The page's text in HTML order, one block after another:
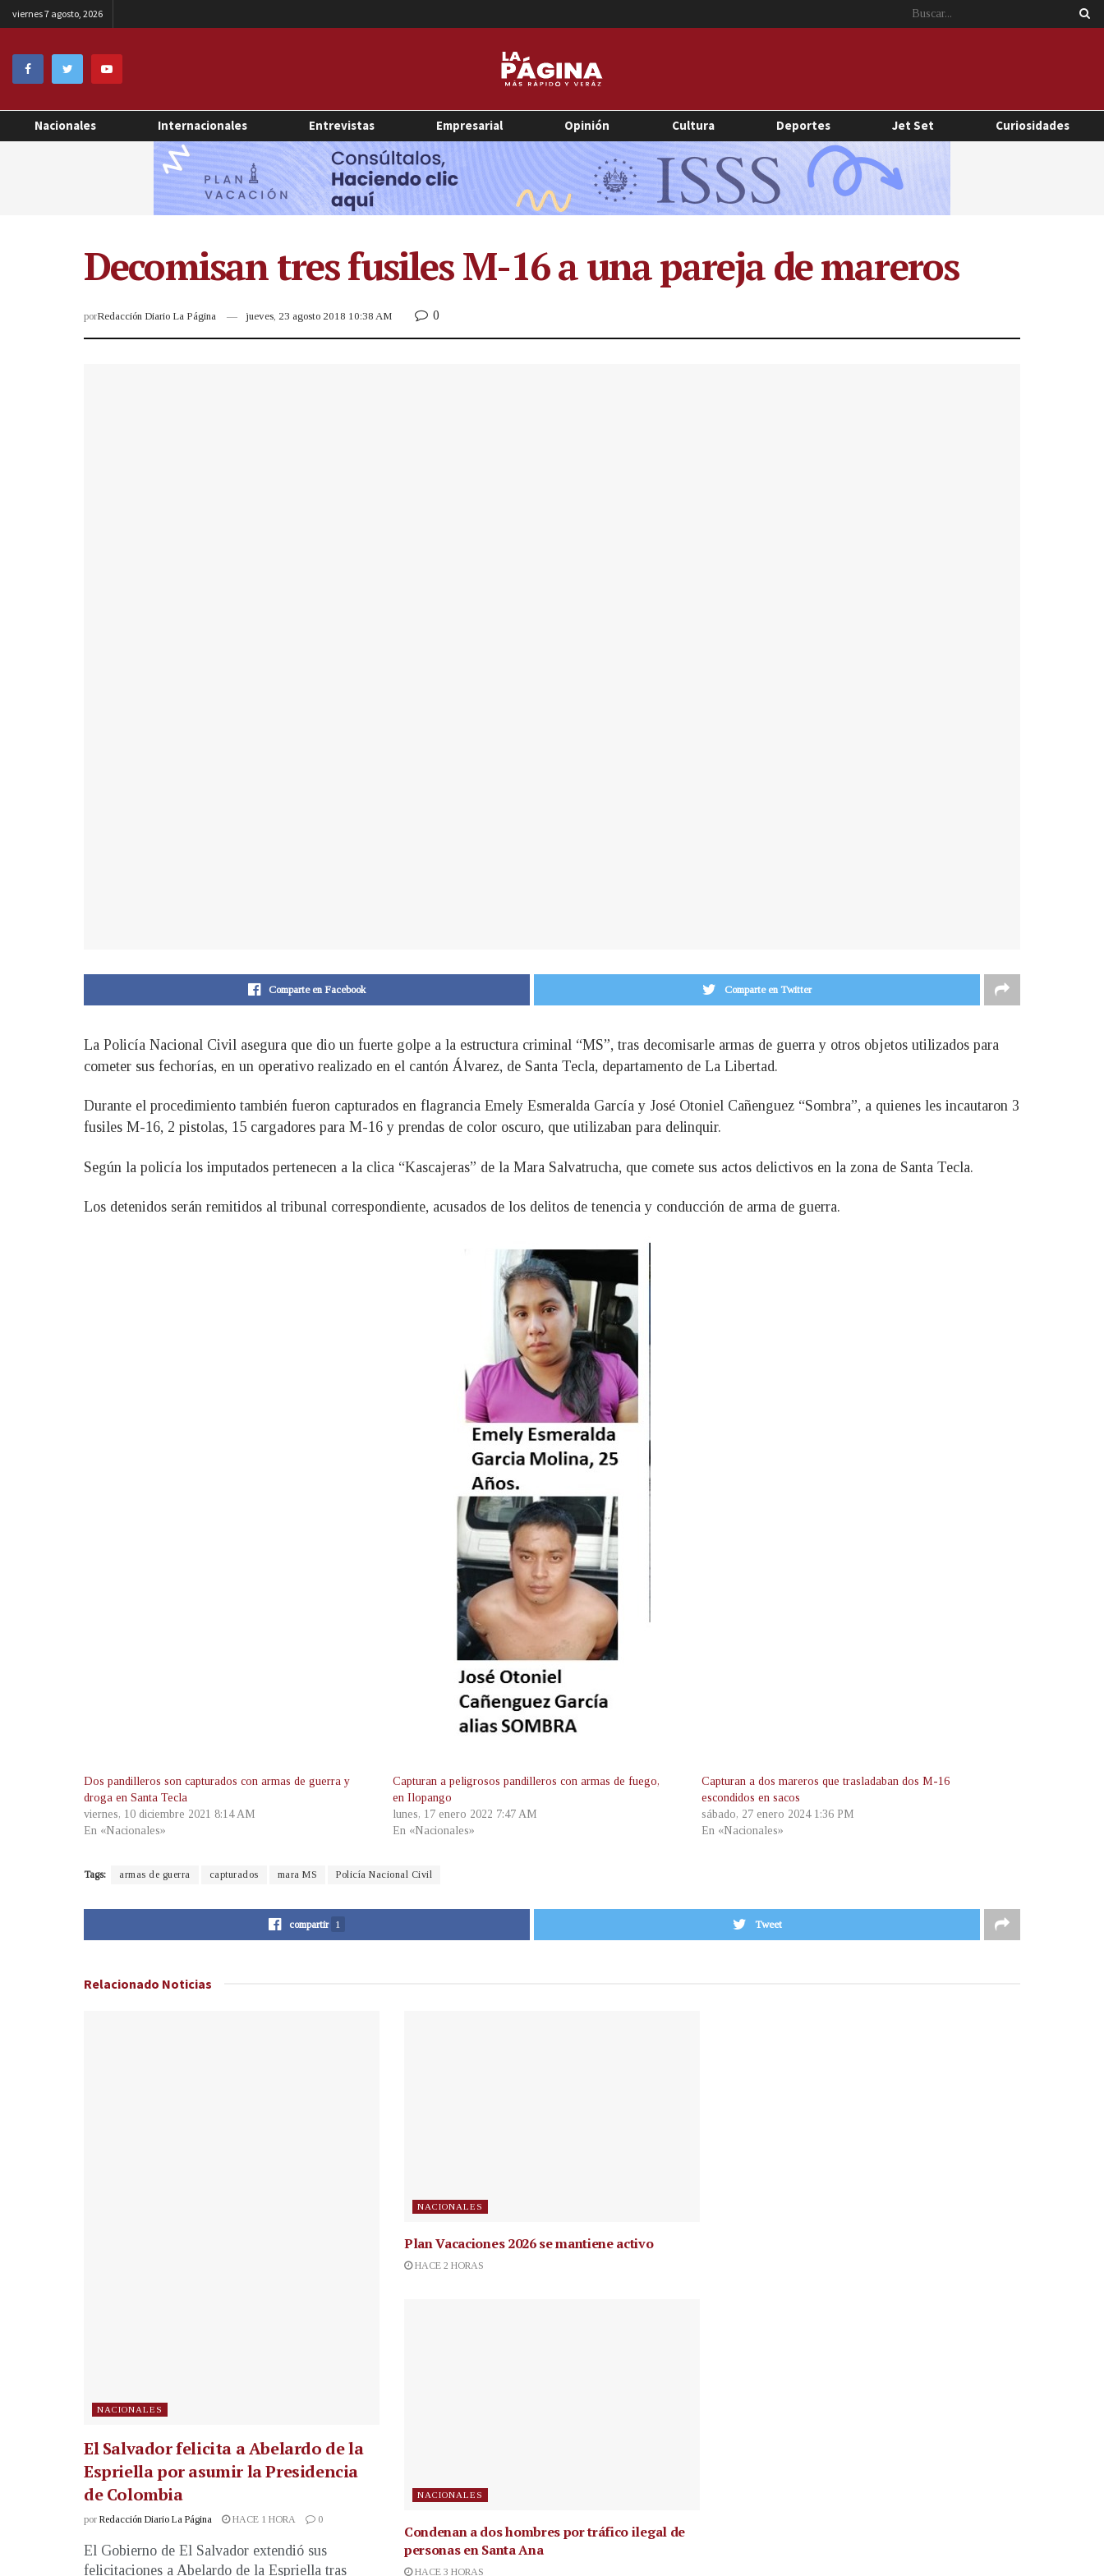
viernes 7 agosto, 2026
Nacionales Internacionales Entrevistas Empresarial Opinión Cultura Deportes Jet Set Curiosidades
Decomisan tres fusiles M-16 a una pareja de mareros
porRedacción Diario La Página jueves, 23 agosto 2018 10:38 AM 0
Comparte en Facebook Comparte en Twitter
La Policía Nacional Civil asegura que dio un fuerte golpe a la estructura criminal “MS”, tras decomisarle armas de guerra y otros objetos utilizados para
cometer sus fechorías, en un operativo realizado en el cantón Álvarez, de Santa Tecla, departamento de La Libertad.
Durante el procedimiento también fueron capturados en flagrancia Emely Esmeralda García y José Otoniel Cañenguez “Sombra”, a quienes les incautaron 3
fusiles M-16, 2 pistolas, 15 cargadores para M-16 y prendas de color oscuro, que utilizaban para delinquir.
Según la policía los imputados pertenecen a la clica “Kascajeras” de la Mara Salvatrucha, que comete sus actos delictivos en la zona de Santa Tecla.
Los detenidos serán remitidos al tribunal correspondiente, acusados de los delitos de tenencia y conducción de arma de guerra.
Dos pandilleros son capturados con armas de guerra y
droga en Santa Tecla
viernes, 10 diciembre 2021 8:14 AM
En «Nacionales»
Capturan a peligrosos pandilleros con armas de fuego,
en Ilopango
lunes, 17 enero 2022 7:47 AM
En «Nacionales»
Capturan a dos mareros que trasladaban dos M-16
escondidos en sacos
sábado, 27 enero 2024 1:36 PM
En «Nacionales»
Tags: armas de guerra capturados mara MS Policía Nacional Civil
compartir 1 Tweet
Relacionado Noticias
NACIONALES
El Salvador felicita a Abelardo de la
Espriella por asumir la Presidencia
de Colombia
por Redacción Diario La Página HACE 1 HORA 0
El Gobierno de El Salvador extendió sus
felicitaciones a Abelardo de la Espriella tras
NACIONALES
Plan Vacaciones 2026 se mantiene activo
HACE 2 HORAS
NACIONALES
Condenan a dos hombres por tráfico ilegal de
personas en Santa Ana
HACE 3 HORAS